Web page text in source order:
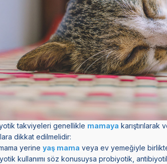
takviyeleri genellikle mamaya
dikkat edilmelidir:
yerine yaş mama veya ev yemeğiyle
kullanımı söz konusuysa probiyotik,